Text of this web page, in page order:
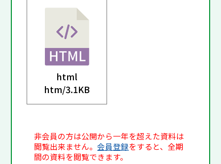
html
htm/3.1KB
非会員の方は公開から一年を超えた資料は
閲覧出来ません。会員登録をすると、全期
間の資料を閲覧できます。